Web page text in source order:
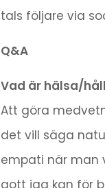
tals följare via
Q&A
Vad är hälsa/
Att göra
det vill säga
empati när man
gott jag kan för